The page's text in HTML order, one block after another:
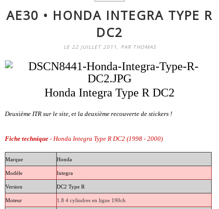
AE30 • HONDA INTEGRA TYPE R
DC2
LE 22 JUILLET 2011, PAR THOMAS
Honda Integra Type R DC2
Deuxième ITR sur le site, et la deuxième recouverte de stickers !
Fiche technique - Honda Integra Type R DC2 (1998 - 2000)
Marque Honda
Modèle Integra
Version DC2 Type R
Moteur 1.8 4 cylindres en ligne 190ch